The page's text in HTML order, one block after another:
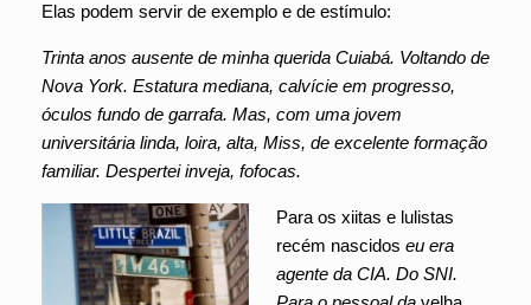
Elas podem servir de exemplo e de estímulo:
Trinta anos ausente de minha querida Cuiabá. Voltando de
Nova York. Estatura mediana, calvície em progresso,
óculos fundo de garrafa. Mas, com uma jovem
universitária linda, loira, alta, Miss, de excelente formação
familiar. Despertei inveja, fofocas.
Para os xiitas e lulistas
recém nascidos eu era
agente da CIA. Do SNI.